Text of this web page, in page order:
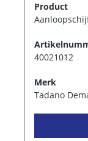
Product
40021012
Merk
Tadano